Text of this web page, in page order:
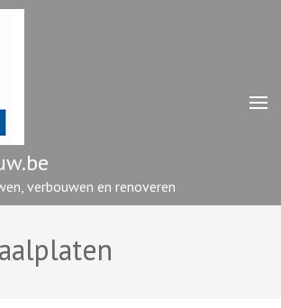
verbouwen en renoveren